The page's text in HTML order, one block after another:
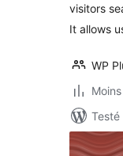
visitors
It allows
WP
Testé